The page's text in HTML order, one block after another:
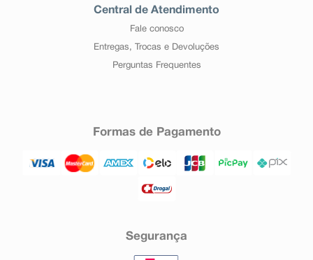
Central de Atendimento
Fale conosco
Entregas, Trocas e Devoluções
Perguntas Frequentes
Formas de Pagamento
Segurança